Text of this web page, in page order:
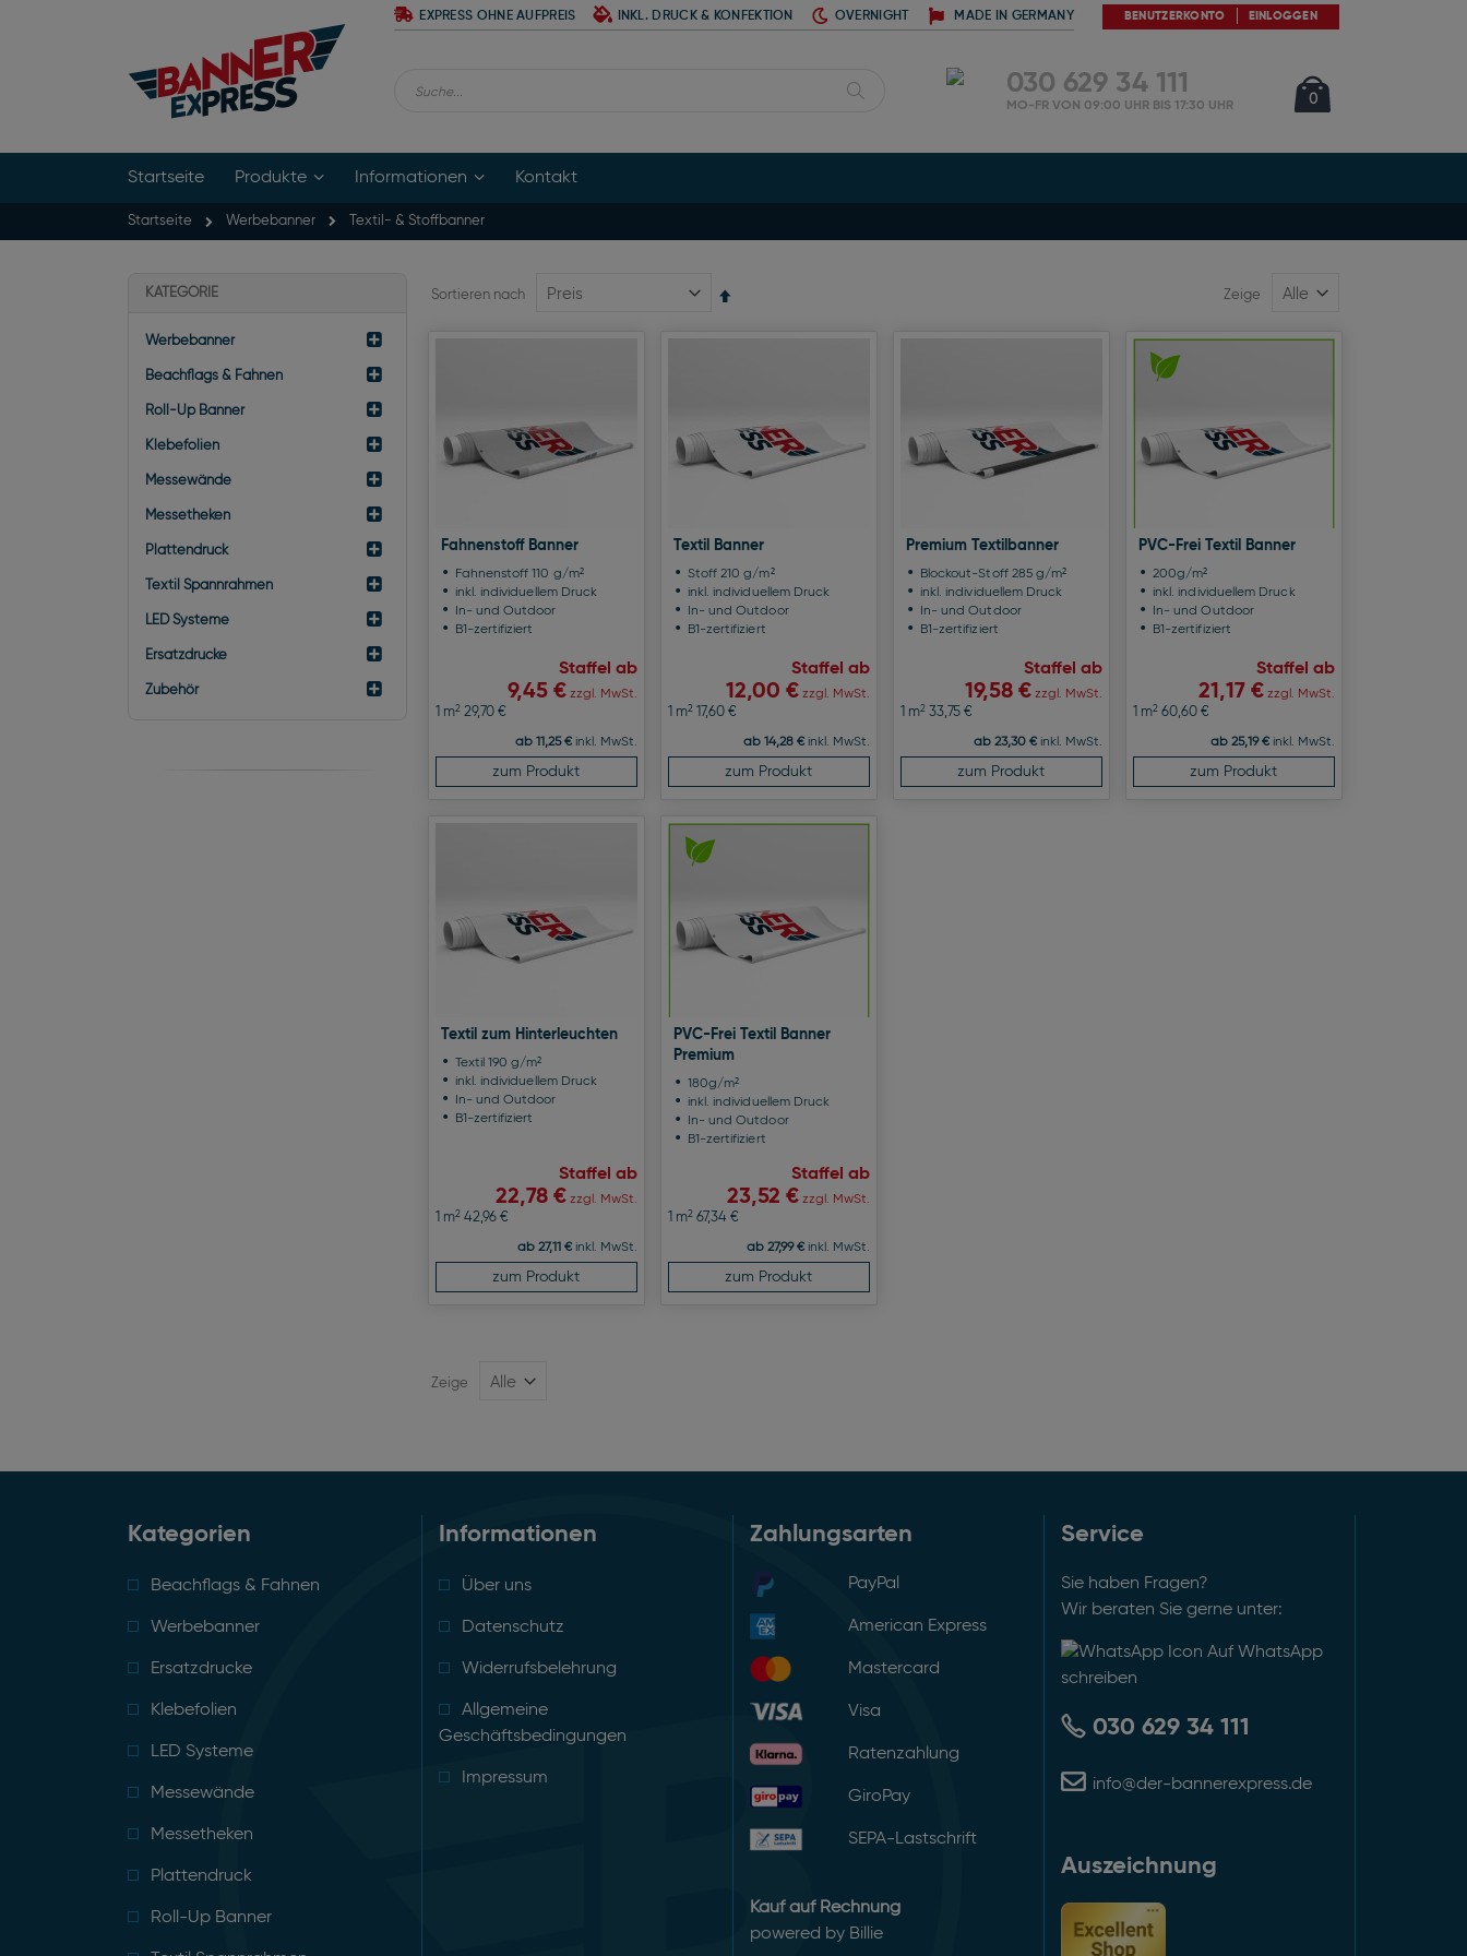
EXPRESS OHNE AUFPREIS INKL. DRUCK & KONFEKTION OVERNIGHT MADE IN GERMANY BENUTZERKONTO EINLOGGEN
0Artikel
030 629 34 111
MO-FR VON 09:00 UHR BIS 17:30 UHR
Startseite Produkte Informationen Kontakt
Startseite Werbebanner Textil- & Stoffbanner
Sortieren nach Zeige
Fahnenstoff Banner
Fahnenstoff 110 g/m²
inkl. individuellem Druck
In- und Outdoor
B1-zertifiziert
Staffel ab
9,45 € zzgl. MwSt.
1 m229,70 €
ab 11,25 € inkl. MwSt.
zum Produkt
Textil Banner
Stoff 210 g/m²
inkl. individuellem Druck
In- und Outdoor
B1-zertifiziert
Staffel ab
12,00 € zzgl. MwSt.
1 m217,60 €
ab 14,28 € inkl. MwSt.
zum Produkt
Premium Textilbanner
Blockout-Stoff 285 g/m²
inkl. individuellem Druck
In- und Outdoor
B1-zertifiziert
Staffel ab
19,58 € zzgl. MwSt.
1 m233,75 €
ab 23,30 € inkl. MwSt.
zum Produkt
PVC-Frei Textil Banner
200g/m²
inkl. individuellem Druck
In- und Outdoor
B1-zertifiziert
Staffel ab
21,17 € zzgl. MwSt.
1 m260,60 €
ab 25,19 € inkl. MwSt.
zum Produkt
Textil zum Hinterleuchten
Textil 190 g/m²
inkl. individuellem Druck
In- und Outdoor
B1-zertifiziert
Staffel ab
22,78 € zzgl. MwSt.
1 m242,96 €
ab 27,11 € inkl. MwSt.
zum Produkt
PVC-Frei Textil Banner
Premium
180g/m²
inkl. individuellem Druck
In- und Outdoor
B1-zertifiziert
Staffel ab
23,52 € zzgl. MwSt.
1 m267,34 €
ab 27,99 € inkl. MwSt.
zum Produkt
Zeige
KATEGORIE
Werbebanner
Beachflags & Fahnen
Roll-Up Banner
Klebefolien
Messewände
Messetheken
Plattendruck
Textil Spannrahmen
LED Systeme
Ersatzdrucke
Zubehör
Kategorien
Beachflags & Fahnen
Werbebanner
Ersatzdrucke
Klebefolien
LED Systeme
Messewände
Messetheken
Plattendruck
Roll-Up Banner
Informationen
Über uns
Datenschutz
Widerrufsbelehrung
Allgemeine
Geschäftsbedingungen
Impressum
Zahlungsarten
PayPal
American Express
Mastercard
Visa
Ratenzahlung
GiroPay
SEPA-Lastschrift
Kauf auf Rechnung
powered by Billie
Service
Sie haben Fragen?
Wir beraten Sie gerne unter:
Auf WhatsApp
schreiben
030 629 34 111
info@der-bannerexpress.de
Auszeichnung